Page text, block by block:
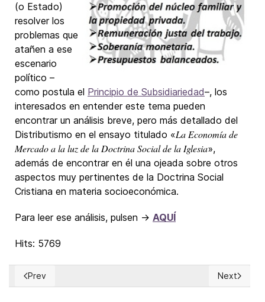
(o Estado)
resolver los
problemas que
atañen a ese
escenario
político –
como postula el Principio de Subsidiariedad–, los
interesados en entender este tema pueden
encontrar un análisis breve, pero más detallado del
Distributismo en el ensayo titulado «La Economía de
Mercado a la luz de la Doctrina Social de la Iglesia»,
además de encontrar en él una ojeada sobre otros
aspectos muy pertinentes de la Doctrina Social
Cristiana en materia socioeconómica.
Para leer ese análisis, pulsen → AQUÍ
Hits: 5769
Previous article: ¿Es justificable la censura como una
Prev Next
Next